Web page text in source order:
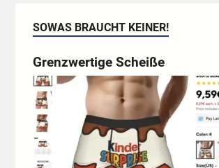
SOWAS BRAUCHT KEINER!
Grenzwertige Scheiße